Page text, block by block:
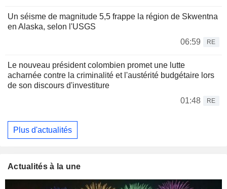
Un séisme de magnitude 5,5 frappe la région de Skwentna
en Alaska, selon l'USGS
06:59
RE
Le nouveau président colombien promet une lutte
acharnée contre la criminalité et l'austérité budgétaire lors
de son discours d'investiture
01:48
RE
Plus d'actualités
Actualités à la une